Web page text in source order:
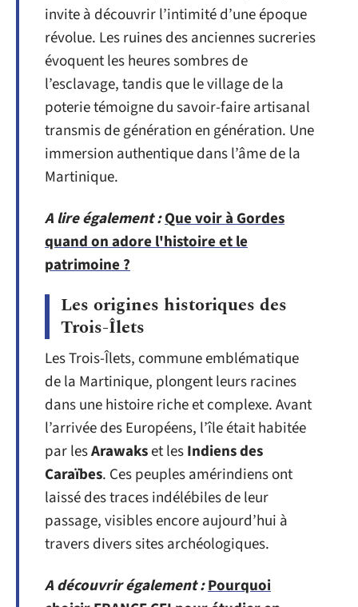
invite à découvrir l’intimité d’une époque
révolue. Les ruines des anciennes sucreries
évoquent les heures sombres de
l’esclavage, tandis que le village de la
poterie témoigne du savoir-faire artisanal
transmis de génération en génération. Une
immersion authentique dans l’âme de la
Martinique.
A lire également :Que voir à Gordes
quand on adore l'histoire et le
patrimoine ?
Les origines historiques des
Trois-Îlets
Les Trois-Îlets, commune emblématique
de la Martinique, plongent leurs racines
dans une histoire riche et complexe. Avant
l’arrivée des Européens, l’île était habitée
par lesArawakset lesIndiens des
Caraïbes. Ces peuples amérindiens ont
laissé des traces indélébiles de leur
passage, visibles encore aujourd’hui à
travers divers sites archéologiques.
A découvrir également :Pourquoi